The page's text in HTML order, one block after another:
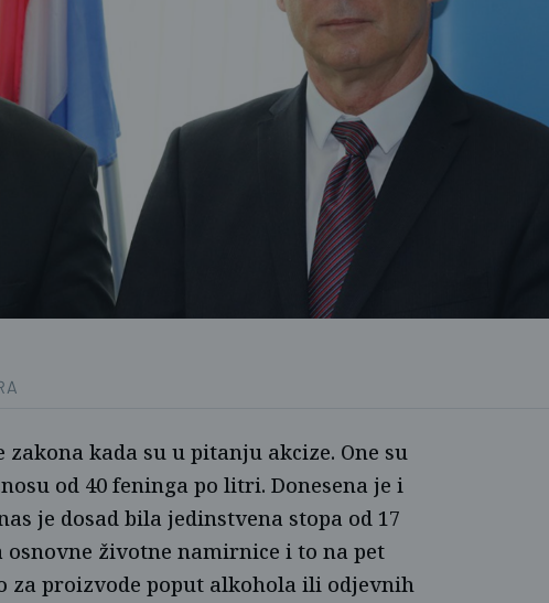
kada su u pitanju akcize. One su
od 40 feninga po litri. Donesena je i
je dosad bila jedinstvena stopa od 17
osnovne životne namirnice i to na pet
za proizvode poput alkohola ili odjevnih